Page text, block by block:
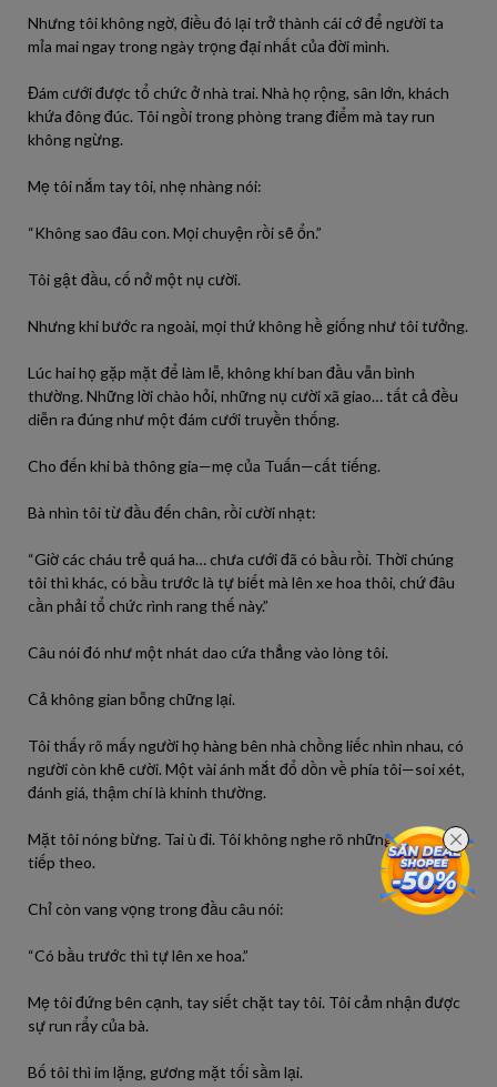
Nhưng tôi không ngờ, điều đó lại trở thành cái cớ để người ta
mỉa mai ngay trong ngày trọng đại nhất của đời mình.
Đám cưới được tổ chức ở nhà trai. Nhà họ rộng, sân lớn, khách
khứa đông đúc. Tôi ngồi trong phòng trang điểm mà tay run
không ngừng.
Mẹ tôi nắm tay tôi, nhẹ nhàng nói:
“Không sao đâu con. Mọi chuyện rồi sẽ ổn.”
Tôi gật đầu, cố nở một nụ cười.
Nhưng khi bước ra ngoài, mọi thứ không hề giống như tôi tưởng.
Lúc hai họ gặp mặt để làm lễ, không khí ban đầu vẫn bình
thường. Những lời chào hỏi, những nụ cười xã giao… tất cả đều
diễn ra đúng như một đám cưới truyền thống.
Cho đến khi bà thông gia—mẹ của Tuấn—cất tiếng.
Bà nhìn tôi từ đầu đến chân, rồi cười nhạt:
“Giờ các cháu trẻ quá ha… chưa cưới đã có bầu rồi. Thời chúng
tôi thì khác, có bầu trước là tự biết mà lên xe hoa thôi, chứ đâu
cần phải tổ chức rình rang thế này.”
Câu nói đó như một nhát dao cứa thẳng vào lòng tôi.
Cả không gian bỗng chững lại.
Tôi thấy rõ mấy người họ hàng bên nhà chồng liếc nhìn nhau, có
người còn khẽ cười. Một vài ánh mắt đổ dồn về phía tôi—soi xét,
đánh giá, thậm chí là khinh thường.
Mặt tôi nóng bừng. Tai ù đi. Tôi không nghe rõ những gì diễn ra
tiếp theo.
Chỉ còn vang vọng trong đầu câu nói:
“Có bầu trước thì tự lên xe hoa.”
Mẹ tôi đứng bên cạnh, tay siết chặt tay tôi. Tôi cảm nhận được
sự run rẩy của bà.
Bố tôi thì im lặng, gương mặt tối sầm lại.